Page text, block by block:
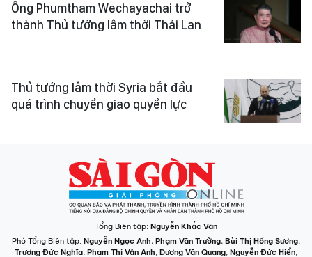
Ông Phumtham Wechayachai trở
thành Thủ tướng lâm thời Thái Lan
Thủ tướng lâm thời Syria bắt đầu
quá trình chuyển giao quyền lực
Tổng Biên tập: Nguyễn Khắc Văn
Phó Tổng Biên tập: Nguyễn Ngọc Anh, Phạm Văn Trường, Bùi Thị Hồng Sương,
Trương Đức Nghĩa, Phạm Thị Vân Anh, Dương Văn Quang, Nguyễn Đức Hiển,